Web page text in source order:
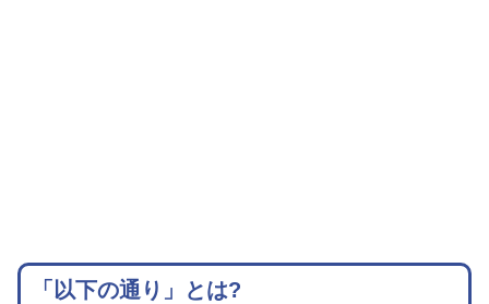
「以下の通り」とは?